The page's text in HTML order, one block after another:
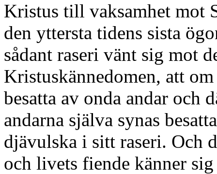
Kristus till vaksamhet mot
den yttersta tidens sista
sådant raseri vänt sig mot
Kristuskännedomen, att
besatta av onda andar och
andarna själva synas
djävulska i sitt raseri. Och
och livets fiende känner